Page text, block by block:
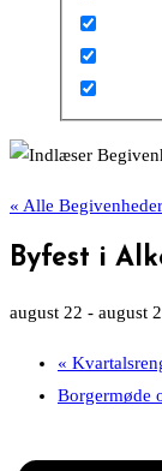
« Alle Begivenheder
Byfest i
august 22 - august
«
Borgermøde